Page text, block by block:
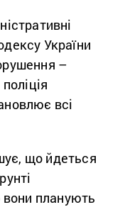
України
–
всі
що йдеться
вони планують